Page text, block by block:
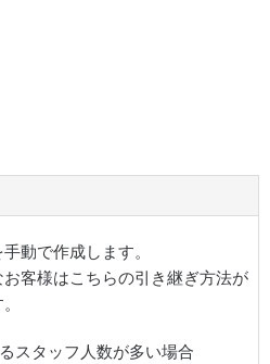
動で作成します。
客様はこちらの引き継ぎ方法が
スタッフ人数が多い場合